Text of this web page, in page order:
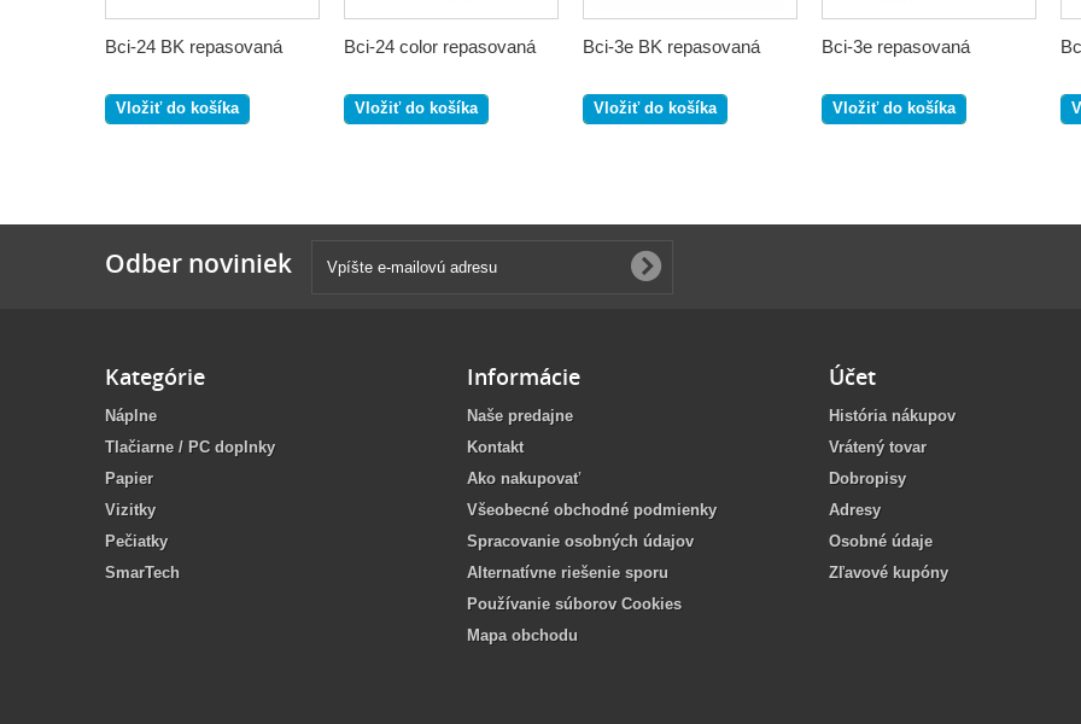
Bci-24 BK repasovaná
Vložiť do košíka
Bci-24 color repasovaná
Vložiť do košíka
Bci-3e BK repasovaná
Vložiť do košíka
Bci-3e repasovaná
Vložiť do košíka
Odber noviniek
Kategórie
Náplne
Tlačiarne / PC doplnky
Papier
Vizitky
Pečiatky
SmarTech
Informácie
Naše predajne
Kontakt
Ako nakupovať
Všeobecné obchodné podmienky
Spracovanie osobných údajov
Alternatívne riešenie sporu
Používanie súborov Cookies
Mapa obchodu
Účet
História nákupov
Vrátený tovar
Dobropisy
Adresy
Osobné údaje
Zľavové kupóny